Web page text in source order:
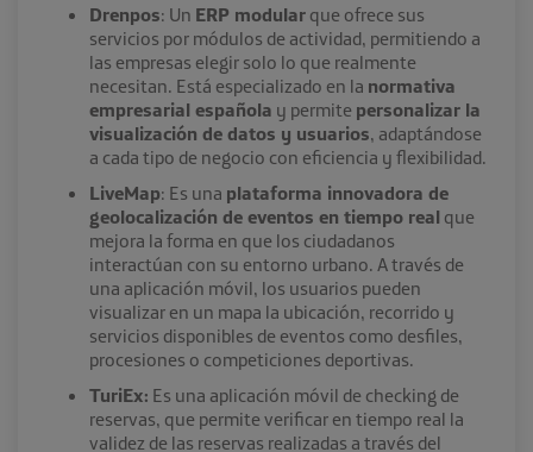
Drenpos: Un ERP modular que ofrece sus
servicios por módulos de actividad, permitiendo a
las empresas elegir solo lo que realmente
necesitan. Está especializado en la normativa
empresarial española y permite personalizar la
visualización de datos y usuarios, adaptándose
a cada tipo de negocio con eficiencia y flexibilidad.
LiveMap: Es una plataforma innovadora de
geolocalización de eventos en tiempo real que
mejora la forma en que los ciudadanos
interactúan con su entorno urbano. A través de
una aplicación móvil, los usuarios pueden
visualizar en un mapa la ubicación, recorrido y
servicios disponibles de eventos como desfiles,
procesiones o competiciones deportivas.
TuriEx: Es una aplicación móvil de checking de
reservas, que permite verificar en tiempo real la
validez de las reservas realizadas a través del